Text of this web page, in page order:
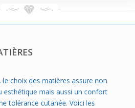
choix des matières assure non
esthétique mais aussi un confort
tolérance cutanée. Voici les